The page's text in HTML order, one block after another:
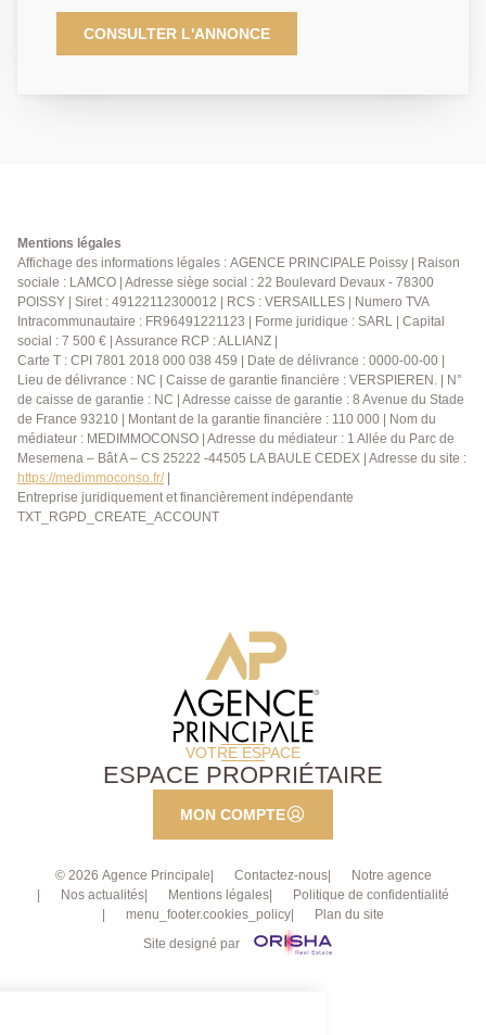
récente de 2018, sécurisée, avec ascenseur, l'agence
principale vous présente un appartement 3 pièces de
62m2. Il se compose d'une entrée avec rangements,
CONSULTER L'ANNONCE
Mentions légales
Affichage des informations légales : AGENCE PRINCIPALE Poissy | Raison
sociale : LAMCO | Adresse siège social : 22 Boulevard Devaux - 78300
POISSY | Siret : 49122112300012 | RCS : VERSAILLES | Numero TVA
Intracommunautaire : FR96491221123 | Forme juridique : SARL | Capital
social : 7 500 € | Assurance RCP : ALLIANZ |
Carte T : CPI 7801 2018 000 038 459 | Date de délivrance : 0000-00-00 |
Lieu de délivrance : NC | Caisse de garantie financière : VERSPIEREN. | N°
de caisse de garantie : NC | Adresse caisse de garantie : 8 Avenue du Stade
de France 93210 | Montant de la garantie financière : 110 000 | Nom du
médiateur : MEDIMMOCONSO | Adresse du médiateur : 1 Allée du Parc de
Mesemena – Bât A – CS 25222 -44505 LA BAULE CEDEX | Adresse du site :
https://medimmoconso.fr/|
Entreprise juridiquement et financièrement indépendante
TXT_RGPD_CREATE_ACCOUNT
VOTRE ESPACE
ESPACE PROPRIÉTAIRE
MON COMPTE
© 2026 Agence Principale Contactez-nous
Notre agence
Nos actualités
Mentions légales
Politique de confidentialité
menu_footer.cookies_policy
Plan du site
Site designé par